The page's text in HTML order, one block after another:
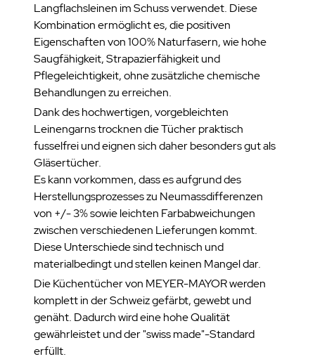
Langflachsleinen im Schuss verwendet. Diese
Kombination ermöglicht es, die positiven
Eigenschaften von 100% Naturfasern, wie hohe
Saugfähigkeit, Strapazierfähigkeit und
Pflegeleichtigkeit, ohne zusätzliche chemische
Behandlungen zu erreichen.
Dank des hochwertigen, vorgebleichten
Leinengarns trocknen die Tücher praktisch
fusselfrei und eignen sich daher besonders gut als
Gläsertücher.
Es kann vorkommen, dass es aufgrund des
Herstellungsprozesses zu Neumassdifferenzen
von +/- 3% sowie leichten Farbabweichungen
zwischen verschiedenen Lieferungen kommt.
Diese Unterschiede sind technisch und
materialbedingt und stellen keinen Mangel dar.
Die Küchentücher von MEYER-MAYOR werden
komplett in der Schweiz gefärbt, gewebt und
genäht. Dadurch wird eine hohe Qualität
gewährleistet und der "swiss made"-Standard
erfüllt.